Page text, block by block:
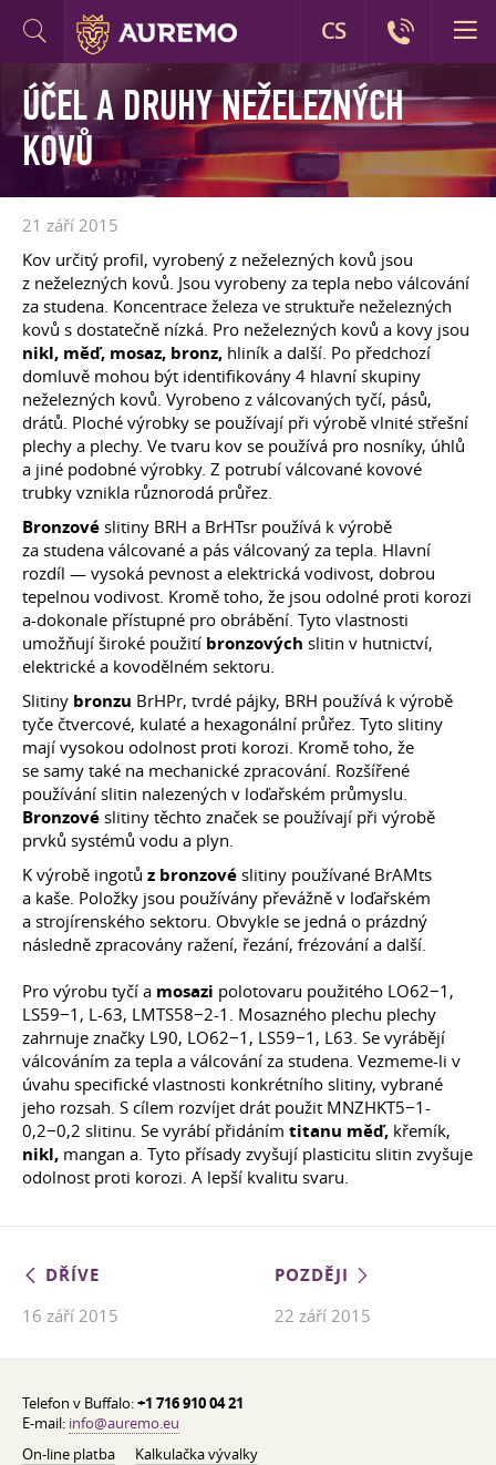
ÚČEL A DRUHY NEŽELEZNÝCH
KOVŮ
21 září 2015
Kov určitý profil, vyrobený z neželezných kovů jsou
z neželezných kovů. Jsou vyrobeny za tepla nebo válcování
za studena. Koncentrace železa ve struktuře neželezných
kovů s dostatečně nízká. Pro neželezných kovů a kovy jsou
nikl, měď, mosaz, bronz, hliník a další. Po předchozí
domluvě mohou být identifikovány 4 hlavní skupiny
neželezných kovů. Vyrobeno z válcovaných tyčí, pásů,
drátů. Ploché výrobky se používají při výrobě vlnité střešní
plechy a plechy. Ve tvaru kov se používá pro nosníky, úhlů
a jiné podobné výrobky. Z potrubí válcované kovové
trubky vznikla různorodá průřez.
Bronzové slitiny BRH a BrHTsr používá k výrobě
za studena válcované a pás válcovaný za tepla. Hlavní
rozdíl — vysoká pevnost a elektrická vodivost, dobrou
tepelnou vodivost. Kromě toho, že jsou odolné proti korozi
a-dokonale přístupné pro obrábění. Tyto vlastnosti
umožňují široké použití bronzových slitin v hutnictví,
elektrické a kovodělném sektoru.
Slitiny bronzu BrHPr, tvrdé pájky, BRH používá k výrobě
tyče čtvercové, kulaté a hexagonální průřez. Tyto slitiny
mají vysokou odolnost proti korozi. Kromě toho, že
se samy také na mechanické zpracování. Rozšířené
používání slitin nalezených v loďařském průmyslu.
Bronzové slitiny těchto značek se používají při výrobě
prvků systémů vodu a plyn.
K výrobě ingotů z bronzové slitiny používané BrAMts
a kaše. Položky jsou používány převážně v loďařském
a strojírenského sektoru. Obvykle se jedná o prázdný
následně zpracovány ražení, řezání, frézování a další.
Pro výrobu tyčí a mosazi polotovaru použitého LO62−1,
LS59−1, L-63, LMTS58−2-1. Mosazného plechu plechy
zahrnuje značky L90, LO62−1, LS59−1, L63. Se vyrábějí
válcováním za tepla a válcování za studena. Vezmeme-li v
úvahu specifické vlastnosti konkrétního slitiny, vybrané
jeho rozsah. S cílem rozvíjet drát použit MNZHKT5−1-
0,2−0,2 slitinu. Se vyrábí přidáním titanu měď, křemík,
nikl, mangan a. Tyto přísady zvyšují plasticitu slitin zvyšuje
odolnost proti korozi. A lepší kvalitu svaru.
DŘÍVE
16 září 2015
POZDĚJI
22 září 2015
Telefon v Buffalo:+1 716 910 04 21
E-mail: info@auremo.eu
On-line platba
Kalkulačka vývalky
CS